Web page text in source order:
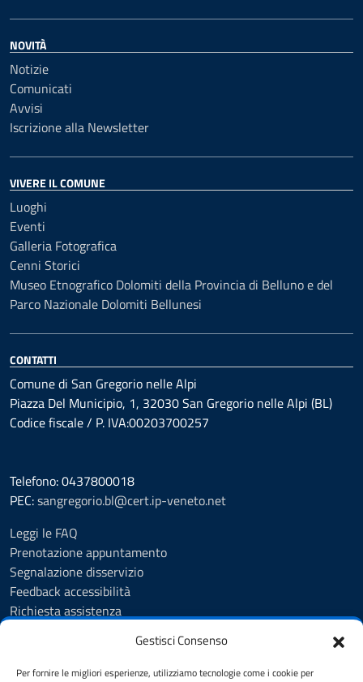
Gestisci Consenso
Per fornire le migliori esperienze, utilizziamo tecnologie come i cookie per
NOVITÀ
Notizie
Comunicati
Avvisi
Iscrizione alla Newsletter
VIVERE IL COMUNE
Luoghi
Eventi
Galleria Fotografica
Cenni Storici
Museo Etnografico Dolomiti della Provincia di Belluno e del
Parco Nazionale Dolomiti Bellunesi
CONTATTI
Comune di San Gregorio nelle Alpi
Piazza Del Municipio, 1, 32030 San Gregorio nelle Alpi (BL)
Codice fiscale / P. IVA:00203700257
Telefono: 0437800018
PEC:sangregorio.bl@cert.ip-veneto.net
Leggi le FAQ
Prenotazione appuntamento
Segnalazione disservizio
Feedback accessibilità
Richiesta assistenza
Amministrazione trasparente
Informativa privacy